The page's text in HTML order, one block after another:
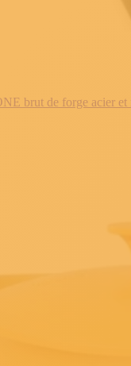
brut de forge acier